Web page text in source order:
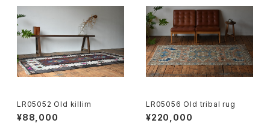
LR05052 Old killim
¥88,000
LR05056 Old tribal rug
¥220,000